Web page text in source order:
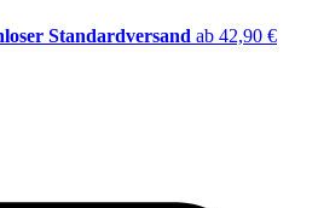
Standardversand ab 42,90 €